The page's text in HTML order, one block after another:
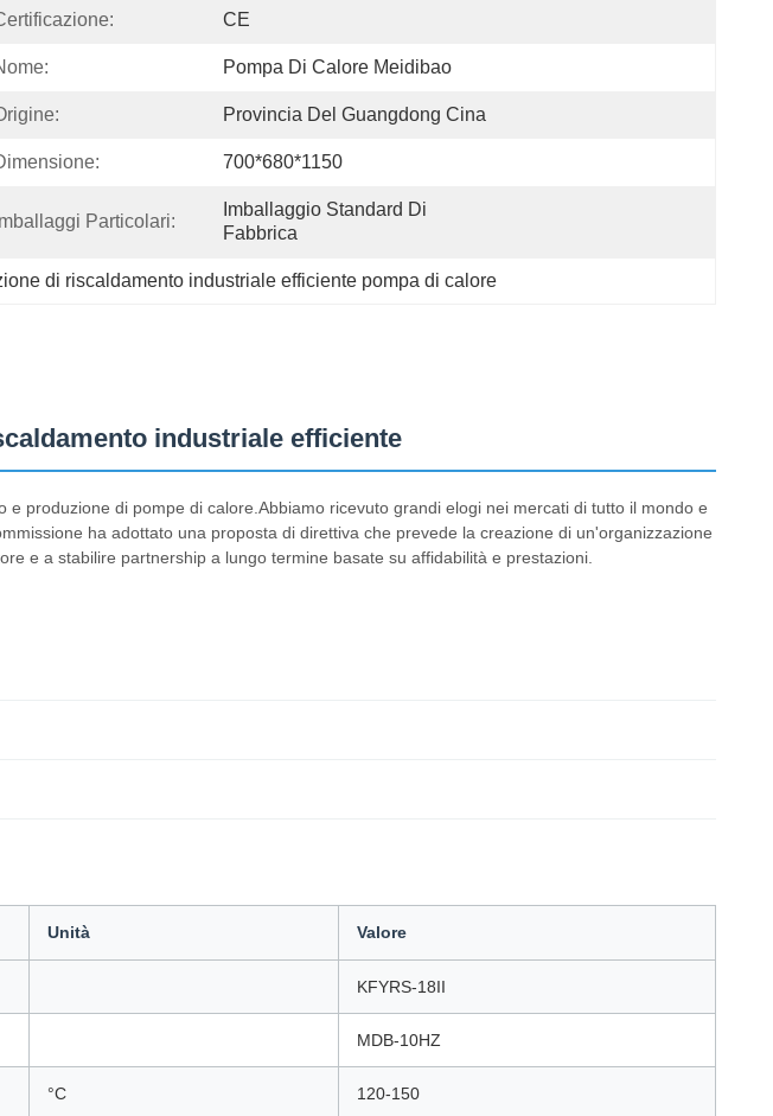
CE
Pompa Di Calore Meidibao
Provincia Del Guangdong Cina
700*680*1150
Imballaggi Particolari:
Imballaggio Standard Di
Fabbrica
di riscaldamento industriale efficiente pompa di calore
industriale efficiente
produzione di pompe di calore.Abbiamo ricevuto grandi elogi nei mercati di tutto il mondo e
ha adottato una proposta di direttiva che prevede la creazione di un'organizzazione
e a stabilire partnership a lungo termine basate su affidabilità e prestazioni.
Unità Valore
KFYRS-18II
MDB-10HZ
°C 120-150